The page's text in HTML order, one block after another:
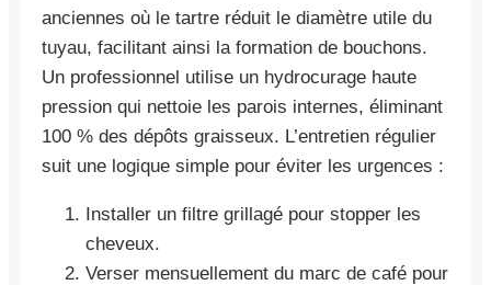
anciennes où le tartre réduit le diamètre utile du
tuyau, facilitant ainsi la formation de bouchons.
Un professionnel utilise un hydrocurage haute
pression qui nettoie les parois internes, éliminant
100 % des dépôts graisseux. L’entretien régulier
suit une logique simple pour éviter les urgences :
Installer un filtre grillagé pour stopper les
cheveux.
Verser mensuellement du marc de café pour